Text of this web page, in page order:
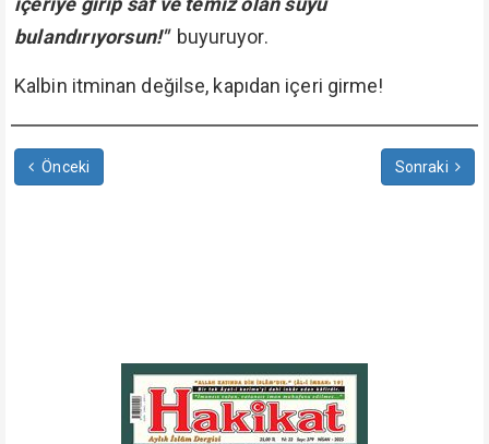
bulandırıyorsun!" buyuruyor.
Kalbin itminan değilse, kapıdan içeri girme!
Önceki Sonraki